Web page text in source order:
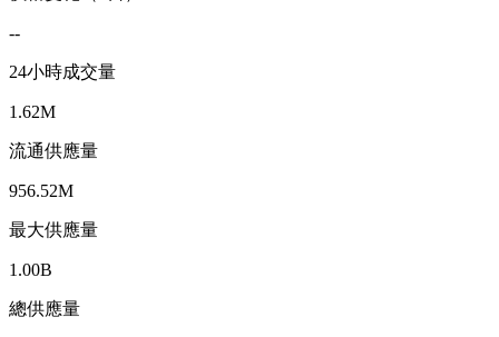
--
24小時成交量
1.62M
流通供應量
956.52M
最大供應量
1.00B
總供應量